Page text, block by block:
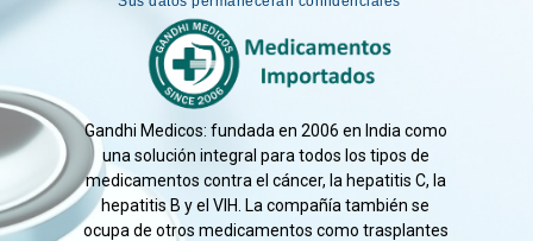
Gandhi Medicos: fundada en 2006 en India como
una solución integral para todos los tipos de
medicamentos contra el cáncer, la hepatitis C, la
hepatitis B y el VIH. La compañía también se
ocupa de otros medicamentos como trasplantes